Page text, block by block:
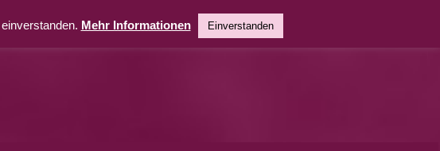
Mehr Informationen Einverstanden